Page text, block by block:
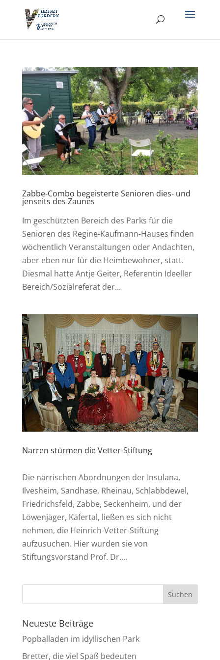
Zabbe-Combo begeisterte Senioren dies- und
jenseits des Zaunes
Im geschützten Bereich des Parks für die
Senioren des Regine-Kaufmann-Hauses finden
wöchentlich Veranstaltungen oder Andachten,
aber eben nur für die Heimbewohner, statt.
Diesmal hatte Antje Geiter, Referentin Ideeller
Bereich/Sozialreferat der...
Narren stürmen die Vetter-Stiftung
Die närrischen Abordnungen der Insulana,
Ilvesheim, Sandhase, Rheinau, Schlabbdewel,
Friedrichsfeld, Zabbe, Seckenheim, und der
Löwenjäger, Käfertal, ließen es sich nicht
nehmen, die Heinrich-Vetter-Stiftung
aufzusuchen. Hier wurden sie von
Stiftungsvorstand Prof. Dr....
Neueste Beiträge
Popballaden im idyllischen Park
Bretter, die viel Spaß bedeuten